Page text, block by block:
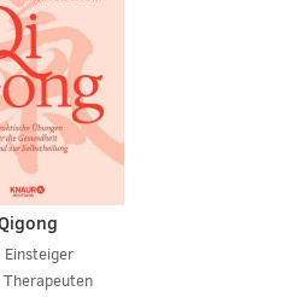
Einsteiger
Therapeuten